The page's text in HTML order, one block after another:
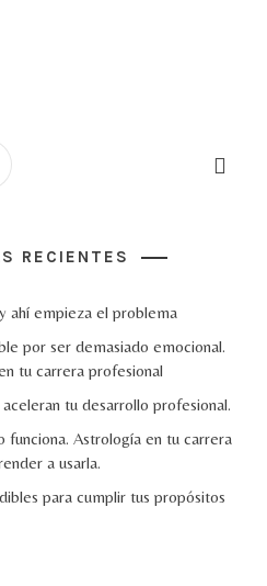
RECIENTES
ahí empieza el problema
por ser demasiado emocional.
tu carrera profesional
tu desarrollo profesional.
funciona. Astrología en tu carrera
a usarla.
para cumplir tus propósitos